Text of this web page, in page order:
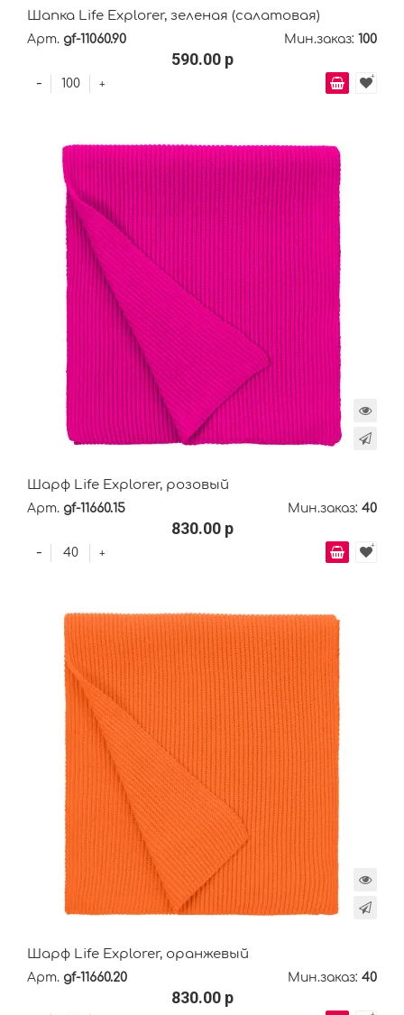
Шапка Life Explorer, зеленая (салатовая)
Арт. gf-11060.90 Мин.заказ: 100
590.00 р
+
-
Шарф Life Explorer, розовый
Арт. gf-11660.15 Мин.заказ: 40
830.00 р
+
-
Шарф Life Explorer, оранжевый
Арт. gf-11660.20 Мин.заказ: 40
830.00 р